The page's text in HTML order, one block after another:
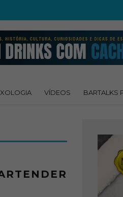
VÍDEOS BARTALKS